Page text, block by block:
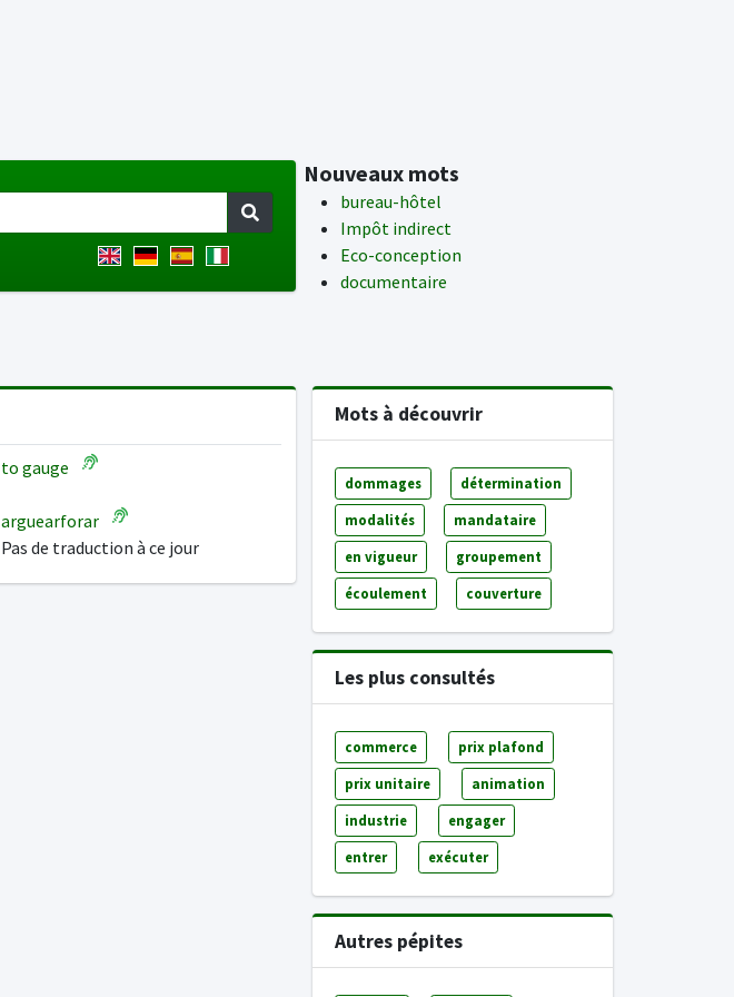
Nouveaux mots
bureau-hôtel
Impôt indirect
Eco-conception
documentaire
to gauge
arguearforar
Pas de traduction à ce jour
Mots à découvrir
dommages détermination
modalités mandataire
en vigueur groupement
écoulement couverture
Les plus consultés
commerce prix plafond
prix unitaire animation
industrie engager
entrer exécuter
Autres pépites